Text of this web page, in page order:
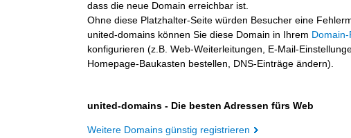
dass die neue Domain erreichbar ist.
Ohne diese Platzhalter-Seite würden Besucher eine
united-domains können Sie diese Domain in Ihrem
konfigurieren (z.B. Web-Weiterleitungen, E-Mail-
Homepage-Baukasten bestellen, DNS-Einträge ändern).
united-domains - Die besten Adressen fürs Web
Weitere Domains günstig registrieren